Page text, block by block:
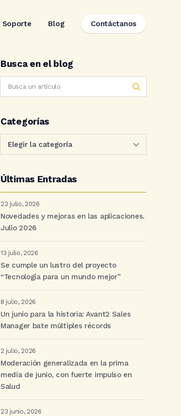
Soporte Blog Contáctanos
Busca en el blog
Categorías
Últimas Entradas
23 julio, 2026
Novedades y mejoras en las aplicaciones.
Julio 2026
13 julio, 2026
Se cumple un lustro del proyecto
“Tecnología para un mundo mejor”
8 julio, 2026
Un junio para la historia: Avant2 Sales
Manager bate múltiples récords
2 julio, 2026
Moderación generalizada en la prima
media de junio, con fuerte impulso en
Salud
23 junio, 2026